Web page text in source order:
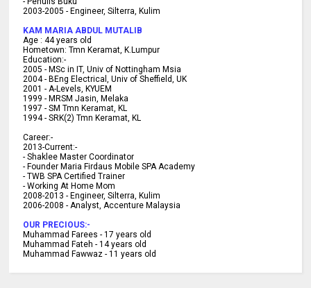
2003-2005 - Engineer, Silterra, Kulim
KAM MARIA ABDUL MUTALIB
Age : 44 years old
Hometown: Tmn Keramat, K.Lumpur
Education:-
2005 - MSc in IT, Univ of Nottingham Msia
2004 - BEng Electrical, Univ of Sheffield, UK
2001 -A-Levels, KYUEM
1999 - MRSM Jasin, Melaka
1997 -SM Tmn Keramat, KL
1994 -SRK(2) Tmn Keramat, KL
Career:-
2013-Current:-
- Shaklee Master Coordinator
- Founder Maria Firdaus Mobile SPA Academy
- TWB SPA Certified Trainer
- Working At Home Mom
2008-2013 - Engineer, Silterra, Kulim
2006-2008 - Analyst, Accenture Malaysia
OUR PRECIOUS:-
Muhammad Farees - 17 years old
Muhammad Fateh - 14 years old
Muhammad Fawwaz - 11 years old